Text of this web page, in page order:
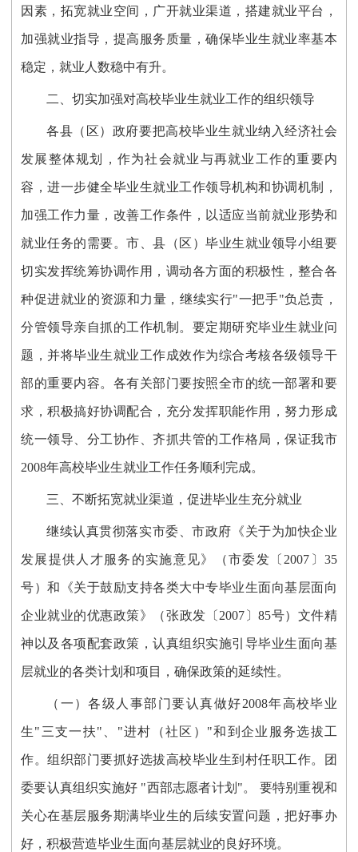
因素，拓宽就业空间，广开就业渠道，搭建就业平台，
加强就业指导，提高服务质量，确保毕业生就业率基本
稳定，就业人数稳中有升。
二、切实加强对高校毕业生就业工作的组织领导
各县（区）政府要把高校毕业生就业纳入经济社会
发展整体规划，作为社会就业与再就业工作的重要内
容，进一步健全毕业生就业工作领导机构和协调机制，
加强工作力量，改善工作条件，以适应当前就业形势和
就业任务的需要。市、县（区）毕业生就业领导小组要
切实发挥统筹协调作用，调动各方面的积极性，整合各
种促进就业的资源和力量，继续实行"一把手"负总责，
分管领导亲自抓的工作机制。要定期研究毕业生就业问
题，并将毕业生就业工作成效作为综合考核各级领导干
部的重要内容。各有关部门要按照全市的统一部署和要
求，积极搞好协调配合，充分发挥职能作用，努力形成
统一领导、分工协作、齐抓共管的工作格局，保证我市
2008年高校毕业生就业工作任务顺利完成。
三、不断拓宽就业渠道，促进毕业生充分就业
继续认真贯彻落实市委、市政府《关于为加快企业
发展提供人才服务的实施意见》（市委发〔2007〕35
号）和《关于鼓励支持各类大中专毕业生面向基层面向
企业就业的优惠政策》（张政发〔2007〕85号）文件精
神以及各项配套政策，认真组织实施引导毕业生面向基
层就业的各类计划和项目，确保政策的延续性。
（一）各级人事部门要认真做好2008年高校毕业
生"三支一扶"、"进村（社区）"和到企业服务选拔工
作。组织部门要抓好选拔高校毕业生到村任职工作。团
委要认真组织实施好 "西部志愿者计划"。 要特别重视和
关心在基层服务期满毕业生的后续安置问题，把好事办
好，积极营造毕业生面向基层就业的良好环境。